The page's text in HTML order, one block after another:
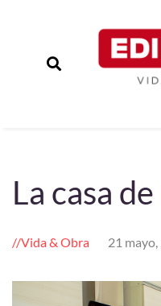
La casa
Vida & Obra 21